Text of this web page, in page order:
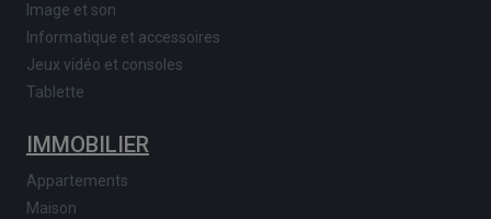
Image et son
Informatique et accessoires
Jeux vidéo et consoles
Tablette
IMMOBILIER
Appartements
Maison